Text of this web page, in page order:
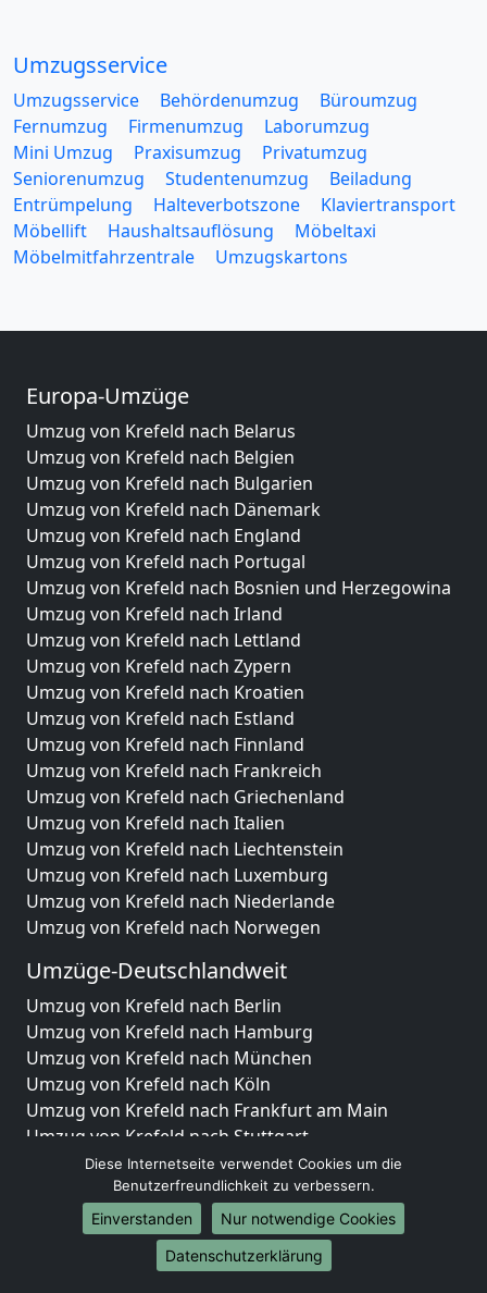
Umzugsservice
Umzugsservice Behördenumzug
Büroumzug
Fernumzug
Firmenumzug
Laborumzug
Mini Umzug
Praxisumzug
Privatumzug
Seniorenumzug
Studentenumzug
Beiladung
Entrümpelung
Halteverbotszone
Klaviertransport
Möbellift
Haushaltsauflösung
Möbeltaxi
Möbelmitfahrzentrale
Umzugskartons
Europa-Umzüge
Umzug von Krefeld nach Belarus
Umzug von Krefeld nach Belgien
Umzug von Krefeld nach Bulgarien
Umzug von Krefeld nach Dänemark
Umzug von Krefeld nach England
Umzug von Krefeld nach Portugal
Umzug von Krefeld nach Bosnien und Herzegowina
Umzug von Krefeld nach Irland
Umzug von Krefeld nach Lettland
Umzug von Krefeld nach Zypern
Umzug von Krefeld nach Kroatien
Umzug von Krefeld nach Estland
Umzug von Krefeld nach Finnland
Umzug von Krefeld nach Frankreich
Umzug von Krefeld nach Griechenland
Umzug von Krefeld nach Italien
Umzug von Krefeld nach Liechtenstein
Umzug von Krefeld nach Luxemburg
Umzug von Krefeld nach Niederlande
Umzug von Krefeld nach Norwegen
Umzüge-Deutschlandweit
Umzug von Krefeld nach Berlin
Umzug von Krefeld nach Hamburg
Umzug von Krefeld nach München
Umzug von Krefeld nach Köln
Umzug von Krefeld nach Frankfurt am Main
Umzug von Krefeld nach Stuttgart
Umzug von Krefeld nach Düsseldorf
Umzug von Krefeld nach Leipzig
Umzug von Krefeld nach Dortmund
Umzug von Krefeld nach Essen
Umzug von Krefeld nach Bremen
Diese Internetseite verwendet Cookies um die
Benutzerfreundlichkeit zu verbessern.
Einverstanden
Nur notwendige Cookies
Datenschutzerklärung